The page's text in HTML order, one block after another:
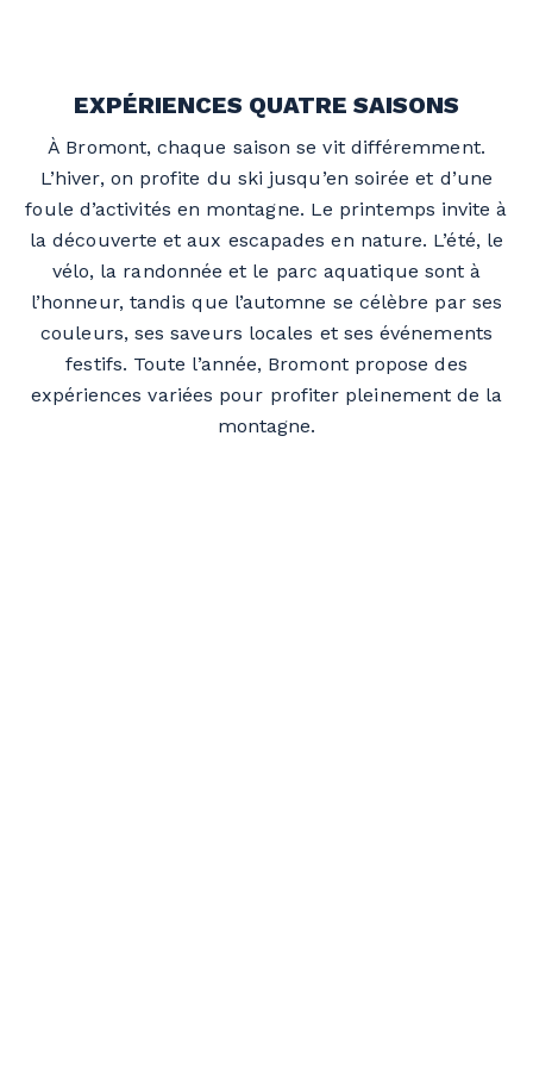
EXPÉRIENCES QUATRE SAISONS
À Bromont, chaque saison se vit différemment.
L’hiver, on profite du ski jusqu’en soirée et d’une
foule d’activités en montagne. Le printemps invite à
la découverte et aux escapades en nature. L’été, le
vélo, la randonnée et le parc aquatique sont à
l’honneur, tandis que l’automne se célèbre par ses
couleurs, ses saveurs locales et ses événements
festifs. Toute l’année, Bromont propose des
expériences variées pour profiter pleinement de la
montagne.